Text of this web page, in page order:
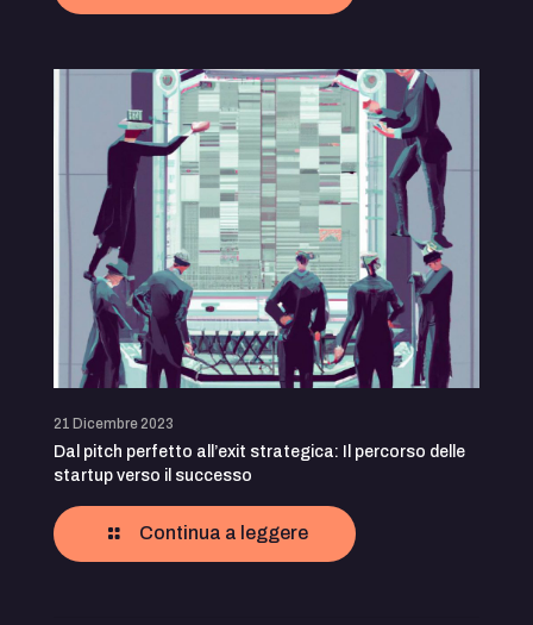
21 Dicembre 2023
Dal pitch perfetto all’exit strategica: Il percorso delle
startup verso il successo
Continua a leggere